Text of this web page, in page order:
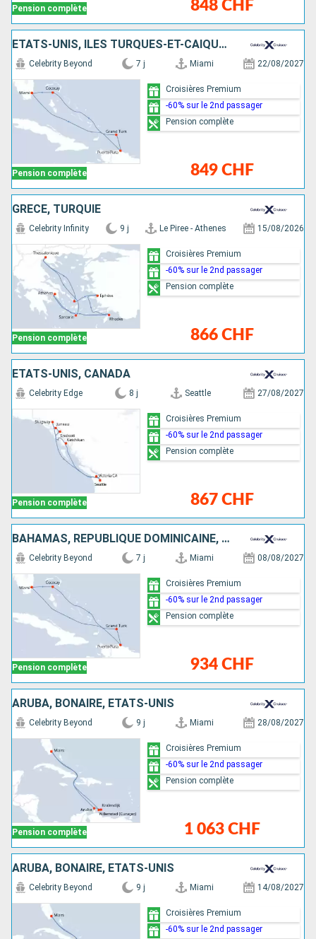
Pension complète 848 CHF
ÉTATS-UNIS, ÎLES TURQUES-ET-CAÏQUES, RÉPUBLIQUE DOMINICAINE, BAHAMAS
Pension complète
Celebrity Beyond 7 j Miami 22/08/2027
849 CHF
Croisières Premium
-60% sur le 2nd passager
Pension complète
GRÈCE, TURQUIE
Pension complète
Celebrity Infinity 9 j Le Piree - Athenes 15/08/2026
866 CHF
Croisières Premium
-60% sur le 2nd passager
Pension complète
ÉTATS-UNIS, CANADA
Pension complète
Celebrity Edge 8 j Seattle 27/08/2027
867 CHF
Croisières Premium
-60% sur le 2nd passager
Pension complète
BAHAMAS, RÉPUBLIQUE DOMINICAINE, ÎLES TURQUES-ET-CAÏQUES, ÉTATS-UNIS
Pension complète
Celebrity Beyond 7 j Miami 08/08/2027
934 CHF
Croisières Premium
-60% sur le 2nd passager
Pension complète
ARUBA, BONAIRE, ÉTATS-UNIS
Pension complète
Celebrity Beyond 9 j Miami 28/08/2027
1 063 CHF
Croisières Premium
-60% sur le 2nd passager
Pension complète
ARUBA, BONAIRE, ÉTATS-UNIS
Celebrity Beyond 9 j Miami 14/08/2027
Croisières Premium
-60% sur le 2nd passager